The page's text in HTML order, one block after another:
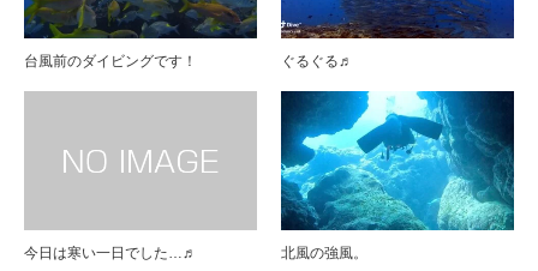
台風前のダイビングです！ ぐるぐる♬
今日は寒い一日でした…♬ 北風の強風。